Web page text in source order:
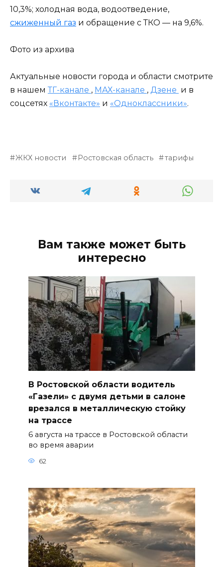
10,3%; холодная вода, водоотведение,
сжиженный газ и обращение с ТКО — на 9,6%.
Фото из архива
Актуальные новости города и области смотрите
в нашем ТГ-канале , МАХ-канале , Дзене и в
соцсетях «Вконтакте» и «Одноклассники».
ЖКХ новости Ростовская область тарифы
Вам также может быть
интересно
В Ростовской области водитель
«Газели» с двумя детьми в салоне
врезался в металлическую стойку
на трассе
6 августа на трассе в Ростовской области
во время аварии
62